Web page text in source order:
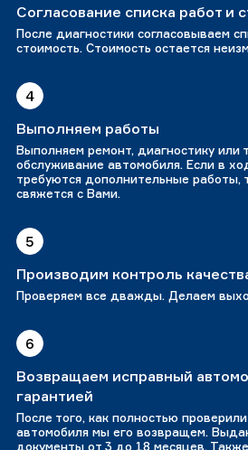
Согласование списка работ и
После диагностики согласовываем
стоимость. Стоимость остается
4
Выполняем работы
Выполняем ремонт, диагностику или
обслуживание автомобиля. Если в
требуются дополнительные
свяжется с Вами.
5
Производим контроль
Проверяем все дважды. Делаем
6
Возвращаем исправный
гарантией
После того, как полностью
автомобиля мы его возвращем.
документы от 3 до 18 месяцев.